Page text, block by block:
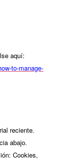
aquí:
to-manage-
reciente.
abajo.
Cookies,